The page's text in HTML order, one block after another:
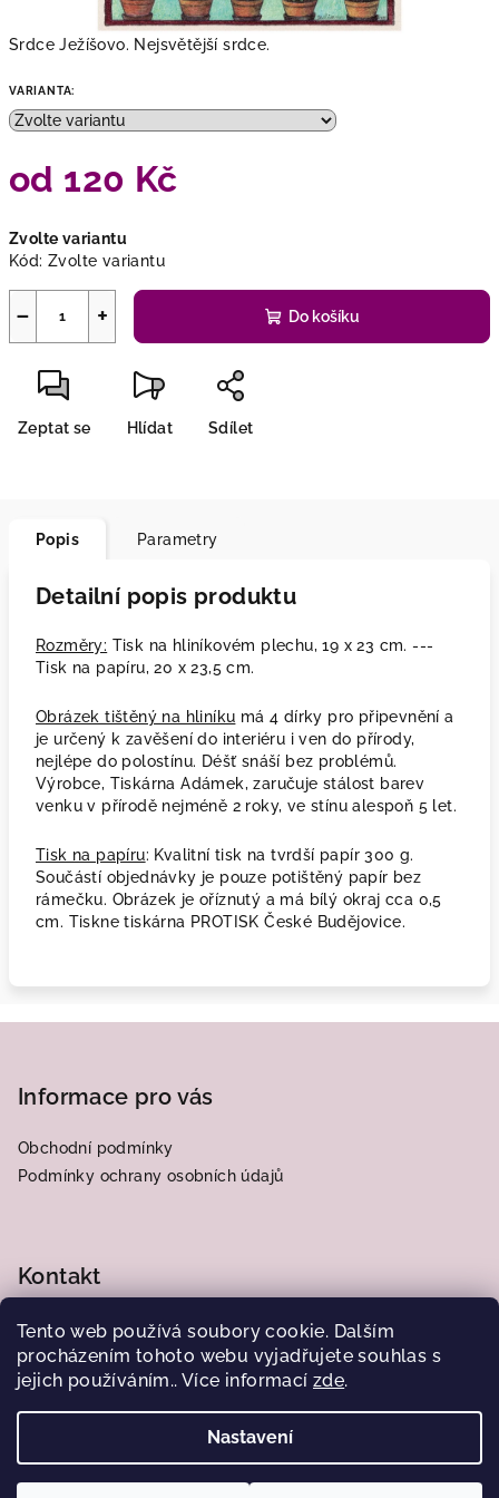
Tento web používá soubory cookie. Dalším
procházením tohoto webu vyjadřujete souhlas s
jejich používáním.. Více informací zde.
Nastavení
Srdce Ježíšovo. Nejsvětější srdce.
VARIANTA:
od 120 Kč
cena:
Zvolte variantu
Kód: Zvolte variantu
+
− Do košíku
Zeptat se Hlídat Sdílet
Popis Parametry
Detailní popis produktu
Rozměry: Tisk na hliníkovém plechu, 19 x 23 cm. ---
Tisk na papíru, 20 x 23,5 cm.
Obrázek tištěný na hliníku má 4 dírky pro připevnění a
je určený k zavěšení do interiéru i ven do přírody,
nejlépe do polostínu. Déšť snáší bez problémů.
Výrobce, Tiskárna Adámek, zaručuje stálost barev
venku v přírodě nejméně 2 roky, ve stínu alespoň 5 let.
Tisk na papíru: Kvalitní tisk na tvrdší papír 300 g.
Součástí objednávky je pouze potištěný papír bez
rámečku. Obrázek je oříznutý a má bílý okraj cca 0,5
cm. Tiskne tiskárna PROTISK České Budějovice.
Informace pro vás
Obchodní podmínky
Podmínky ochrany osobních údajů
Kontakt
frantiska.j@centrum.cz
776564185
vyhrazena.